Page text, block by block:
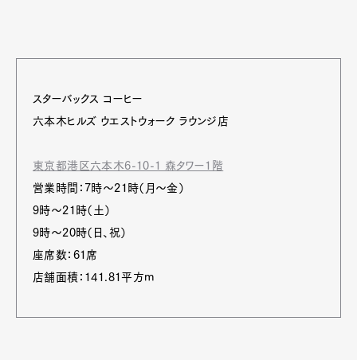
スターバックス コーヒー
六本木ヒルズ ウエストウォーク ラウンジ店
東京都港区六本木6-10-1 森タワー1階
営業時間：7時～21時（月～金）
9時～21時（土）
9時～20時（日、祝）
座席数：61席
店舗面積：141.81平方m